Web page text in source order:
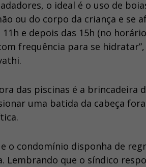
o ideal é o uso de
ou do corpo da criança e se
e depois das 15h (no
frequência para se
das piscinas é a brincadeira
uma batida da cabeça
o condomínio disponha de
Lembrando que o síndico